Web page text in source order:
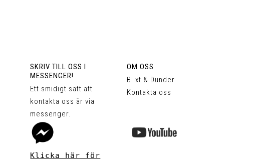
SKRIV TILL OSS I
MESSENGER!
Ett smidigt sätt att
kontakta oss är via
messenger.
Klicka här för
OM OSS
Blixt & Dunder
Kontakta oss